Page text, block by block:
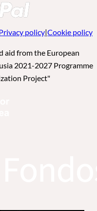
policy|Cookie policy
aid from the European
2021-2027 Programme
Project"